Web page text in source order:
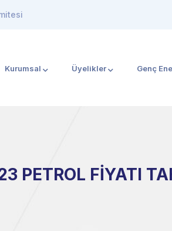
Kurumsal Üyelikler Genç
PETROL FİYATI